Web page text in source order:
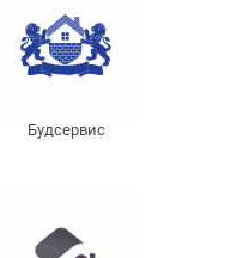
Будсервис